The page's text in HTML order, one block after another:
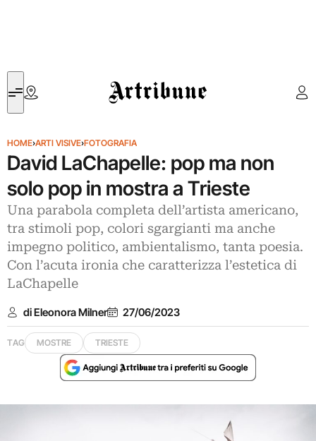
Artribune
HOME›ARTI VISIVE›FOTOGRAFIA
David LaChapelle: pop ma non
solo pop in mostra a Trieste
Una parabola completa dell’artista americano,
tra stimoli pop, colori sgargianti ma anche
impegno politico, ambientalismo, tanta poesia.
Con l’acuta ironia che caratterizza l’estetica di
LaChapelle
di Eleonora Milner 27/06/2023
TAG MOSTRE TRIESTE